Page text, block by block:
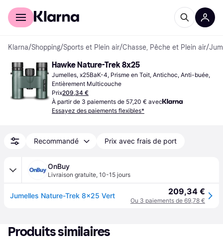
Acheter avec Klarna
Klarna/Shopping/Sports et Plein air/Chasse, Pêche et Plein air/
Hawke Nature-Trek 8x25
Jumelles, x25BaK-4, Prisme en Toit, Antichoc, Anti-buée,
Entièrement Multicouche
Prix209,34 €
À partir de 3 paiements de 57,20 € avec
Essayez des paiements flexibles*
Recommandé Prix avec frais de port
OnBuy
Livraison gratuite, 10-15 jours
Jumelles Nature-Trek 8x25 Vert 209,34 €
Ou 3 paiements de 69,78 €
Produits similaires